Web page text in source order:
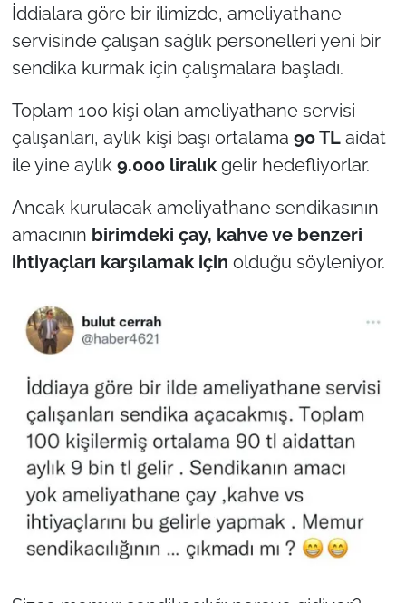
İddialara göre bir ilimizde, ameliyathane
servisinde çalışan sağlık personelleri yeni bir
sendika kurmak için çalışmalara başladı.
Toplam 100 kişi olan ameliyathane servisi
çalışanları, aylık kişi başı ortalama 90 TLaidat
ile yine aylık 9.000 liralıkgelir hedefliyorlar.
Ancak kurulacak ameliyathane sendikasının
amacının birimdeki çay, kahve ve benzeri
ihtiyaçları karşılamak için olduğu söyleniyor.